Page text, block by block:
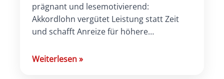
prägnant und lesemotivierend:
Akkordlohn vergütet Leistung statt Zeit
und schafft Anreize für höhere
Akkordlohn berechnet, welche
Weiterlesen»